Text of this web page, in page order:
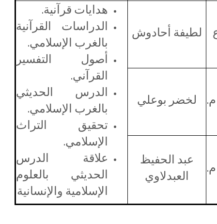
لطيفة أحادوش
هدايات قرآنية.
الدراسات القرآنية
بالغرب الإسلامي.
أصول التفسير
القرآني.
الدرس الحديثي
بالغرب الإسلامي.
تحقيق التراث
الإسلامي.
علاقة الدرس
الحديثي بالعلوم
الإسلامية والإنسانية
لخضر بوعلي
عبد الحفيظ
العبدلاوي